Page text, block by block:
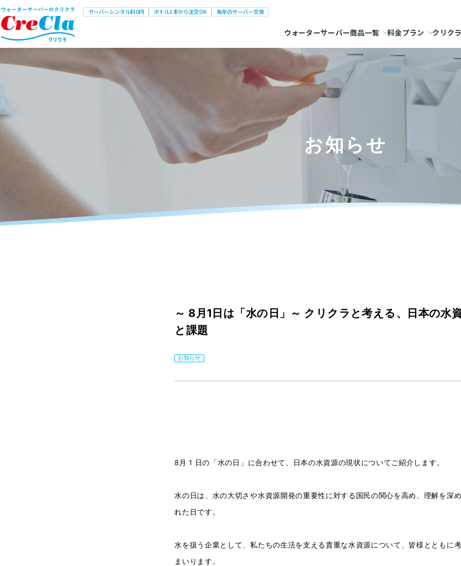
サーバーレンタル料0円 ボトル1本から注文OK 毎年のサーバー交換
ウォーターサーバー商品一覧 料金プラン クリク
お知らせ
～ 8月1日は「水の日」～ クリクラと考える、日本の水
と課題
お知らせ
8月 1 日の「水の日」に合わせて、日本の水資源の現状についてご紹介します。
水の日は、水の大切さや水資源開発の重要性に対する国民の関心を高め、理解を深
れた日です。
水を扱う企業として、私たちの生活を支える貴重な水資源について、皆様とともに
まいります。